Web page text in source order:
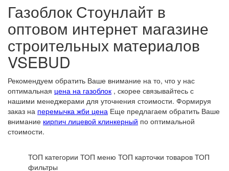
Газоблок Стоунлайт в
оптовом интернет магазине
строительных материалов
VSEBUD
Рекомендуем обратить Ваше внимание на то, что у нас
оптимальная цена на газоблок , скорее связывайтесь с
нашими менеджерами для уточнения стоимости. Формируя
заказ на перемычка жби цена Еще предлагаем обратить Ваше
внимание кирпич лицевой клинкерный по оптимальной
стоимости.
ТОП категории ТОП меню ТОП карточки товаров ТОП
фильтры